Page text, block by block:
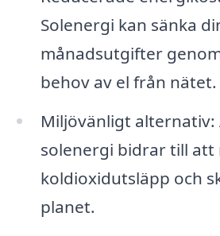
Solenergi kan sänka
månadsutgifter
behov av el från nätet.
Miljövänligt alternativ:
solenergi bidrar till att
koldioxidutsläpp och
planet.